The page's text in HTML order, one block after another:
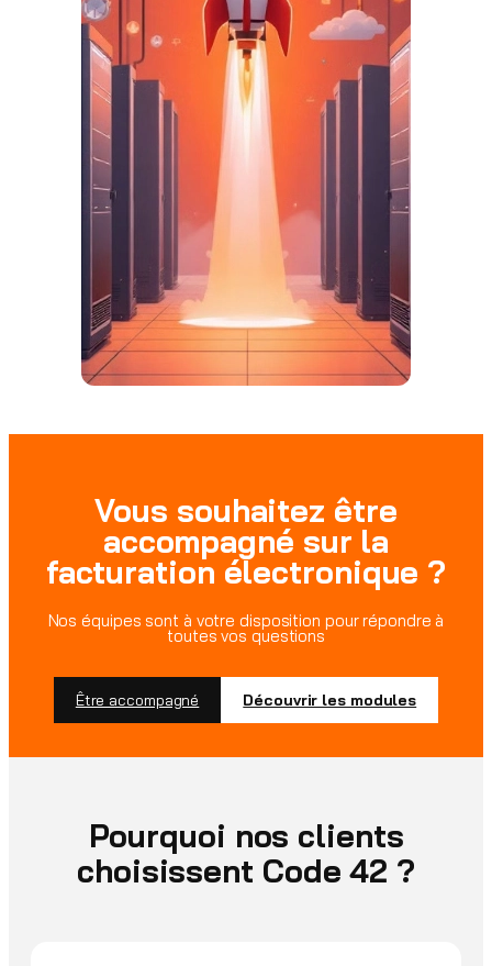
Vous souhaitez être
accompagné sur la
facturation électronique ?
Nos équipes sont à votre disposition pour répondre à
toutes vos questions
Être accompagné Découvrir les modules
Pourquoi nos clients
choisissent Code 42 ?